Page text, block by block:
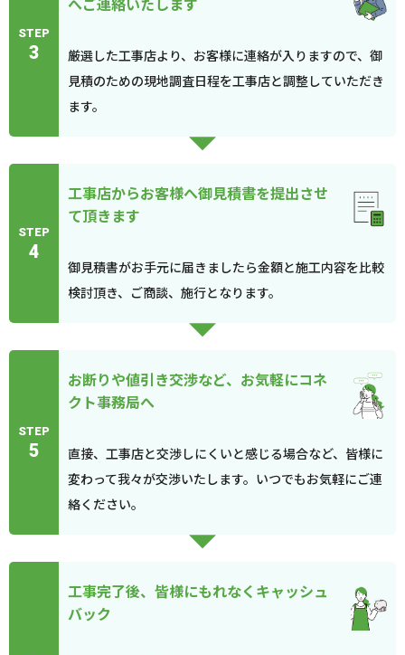
STEP
3
厳選した工事店より、お客様に連絡が入りますので、御
見積のための現地調査日程を工事店と調整していただき
ます。
STEP
4
工事店からお客様へ御見積書を提出させ
て頂きます
御見積書がお手元に届きましたら金額と施工内容を比較
検討頂き、ご商談、施行となります。
STEP
5
お断りや値引き交渉など、お気軽にコネ
クト事務局へ
直接、工事店と交渉しにくいと感じる場合など、皆様に
変わって我々が交渉いたします。いつでもお気軽にご連
絡ください。
工事完了後、皆様にもれなくキャッシュ
バック